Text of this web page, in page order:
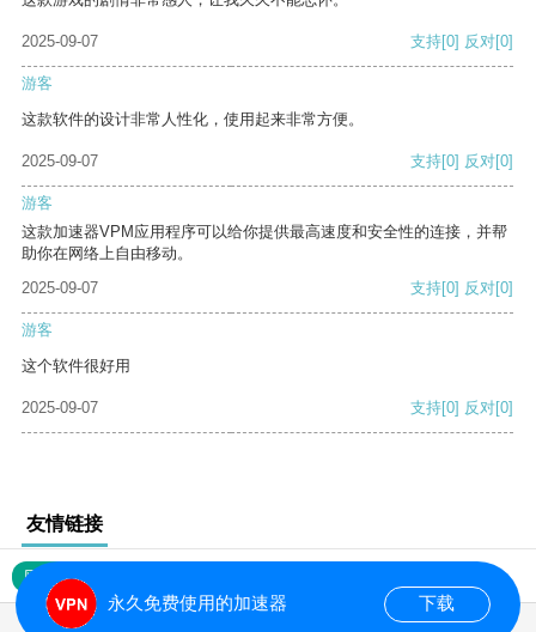
2025-09-07 支持[0] 反对[0]
游客
这款软件的设计非常人性化，使用起来非常方便。
2025-09-07 支持[0] 反对[0]
游客
这款加速器VPM应用程序可以给你提供最高速度和安全性的连接，并帮
助你在网络上自由移动。
2025-09-07
支持[0] 反对[0]
游客
这个软件很好用
2025-09-07 支持[0] 反对[0]
友情链接
网站地图
永久免费使用的加速器 下载